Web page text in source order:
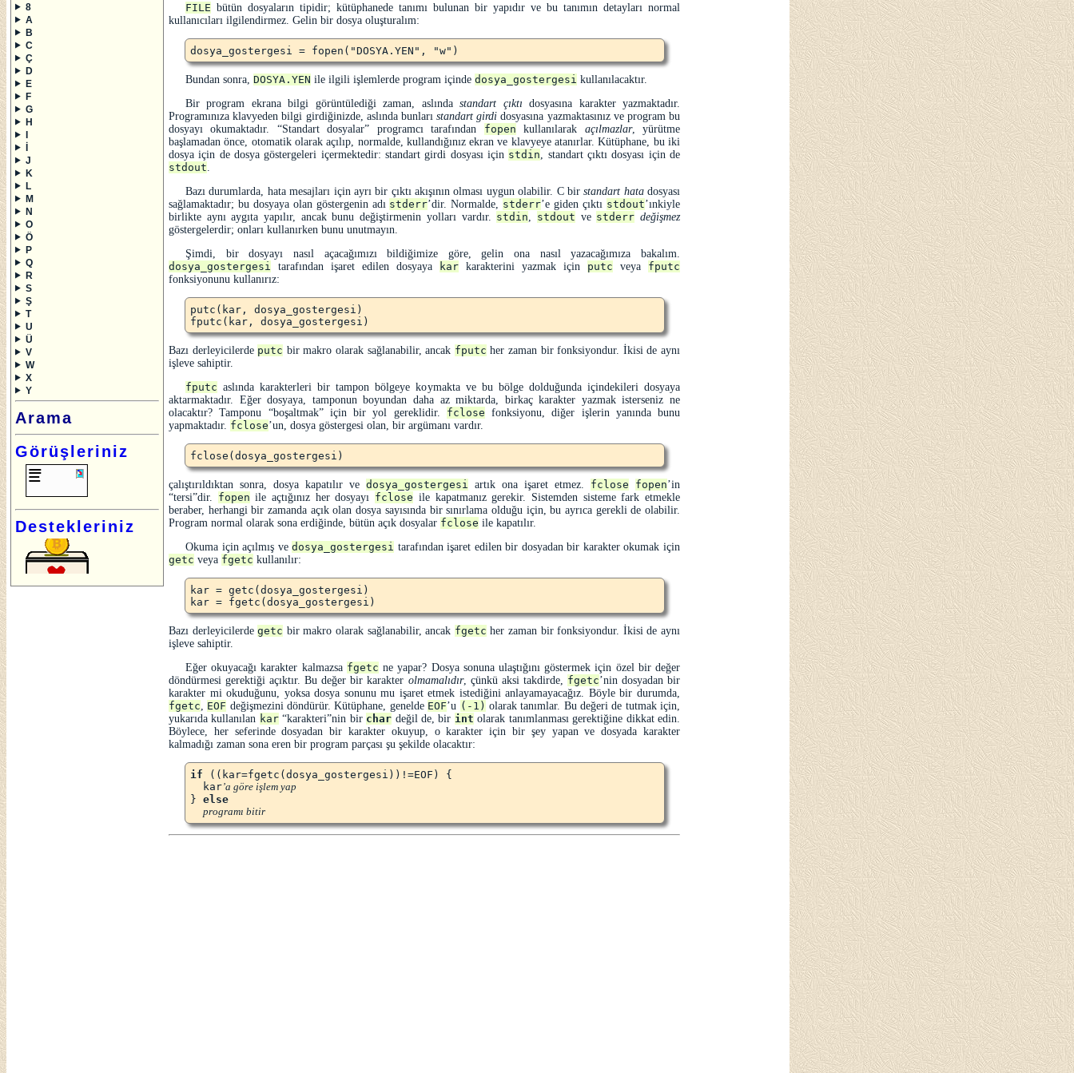
8
A
B
C
Ç
D
E
F
G
H
I
İ
J
K
L
M
N
O
Ö
P
Q
R
S
Ş
T
U
Ü
V
W
X
Y
Arama
Görüşleriniz
Destekleriniz
FILE bütün dosyaların tipidir; kütüphanede tanımı bulunan bir yapıdır ve bu tanımın detayları normal
kullanıcıları ilgilendirmez. Gelin bir dosya oluşturalım:
Bundan sonra, DOSYA.YEN ile ilgili işlemlerde program içinde dosya_gostergesi kullanılacaktır.
Bir program ekrana bilgi görüntülediği zaman, aslındastandart çıktı dosyasına karakter yazmaktadır.
Programınıza klavyeden bilgi girdiğinizde, aslında bunları standart girdi dosyasına yazmaktasınız ve program bu
dosyayı okumaktadır.
Standart dosyalar programcı tarafından fopen kullanılarak açılmazlar, yürütme
başlamadan önce, otomatik olarak açılıp, normalde, kullandığınız ekran ve klavyeye atanırlar. Kütüphane, bu iki
dosya için de dosya göstergeleri içermektedir: standart girdi dosyası için stdin, standart çıktı dosyası için de
stdout.
Bazı durumlarda, hata mesajları için ayrı bir çıktı akışının olması uygun olabilir. C birstandart hatadosyası
sağlamaktadır; bu dosyaya olan göstergenin adı stderr’dir. Normalde, stderr’e giden çıktı stdout’ınkiyle
birlikte aynı aygıta yapılır, ancak bunu değiştirmenin yolları vardır. stdin, stdout ve stderr değişmez
göstergelerdir; onları kullanırken bunu unutmayın.
Şimdi, bir dosyayı nasıl açacağımızı bildiğimize göre, gelin ona nasıl yazacağımıza bakalım.
dosya_gostergesi tarafından işaret edilen dosyaya kar karakterini yazmak için putc veya fputc
fonksiyonunu kullanırız:
putc(kar, dosya_gostergesi)
Bazı derleyicilerde putc bir makro olarak sağlanabilir, ancak fputc her zaman bir fonksiyondur. İkisi de aynı
işleve sahiptir.
fputc aslında karakterleri bir tampon bölgeye koymakta ve bu bölge dolduğunda içindekileri dosyaya
aktarmaktadır. Eğer dosyaya, tamponun boyundan daha az miktarda, birkaç karakter yazmak isterseniz ne
olacaktır? Tamponu
boşaltmak için bir yol gereklidir. fclose fonksiyonu, diğer işlerin yanında bunu
yapmaktadır. fclose’un, dosya göstergesi olan, bir argümanı vardır.
çalıştırıldıktan sonra, dosya kapatılır ve dosya_gostergesi artık ona işaret etmez. fclose fopen’in
tersi dir. fopen ile açtığınız her dosyayı fclose ile kapatmanız gerekir. Sistemden sisteme fark etmekle
beraber, herhangi bir zamanda açık olan dosya sayısında bir sınırlama olduğu için, bu ayrıca gerekli de olabilir.
Program normal olarak sona erdiğinde, bütün açık dosyalar fclose ile kapatılır.
Okuma için açılmış vedosya_gostergesi tarafından işaret edilen bir dosyadan bir karakter okumak için
getc veya fgetc kullanılır:
kar = getc(dosya_gostergesi)
Bazı derleyicilerdegetc bir makro olarak sağlanabilir, ancak fgetc her zaman bir fonksiyondur. İkisi de aynı
işleve sahiptir.
Eğer okuyacağı karakter kalmazsa fgetc ne yapar? Dosya sonuna ulaştığını göstermek için özel bir değer
döndürmesi gerektiği açıktır. Bu değer bir karakter olmamalıdır, çünkü aksi takdirde, fgetc’nin dosyadan bir
karakter mi okuduğunu, yoksa dosya sonunu mu işaret etmek istediğini anlayamayacağız. Böyle bir durumda,
fgetc, EOF değişmezini döndürür. Kütüphane, genelde EOF’u (-1) olarak tanımlar. Bu değeri de tutmak için,
yukarıda kullanılan kar karakteri nin bir char değil de, bir int olarak tanımlanması gerektiğine dikkat edin.
Böylece, her seferinde dosyadan bir karakter okuyup, o karakter için bir şey yapan ve dosyada karakter
kalmadığı zaman sona eren bir program parçası şu şekilde olacaktır:
if ((kar=fgetc(dosya_gostergesi))!=EOF) {
  kar
’a göre işlem yap
} else
programı bitir